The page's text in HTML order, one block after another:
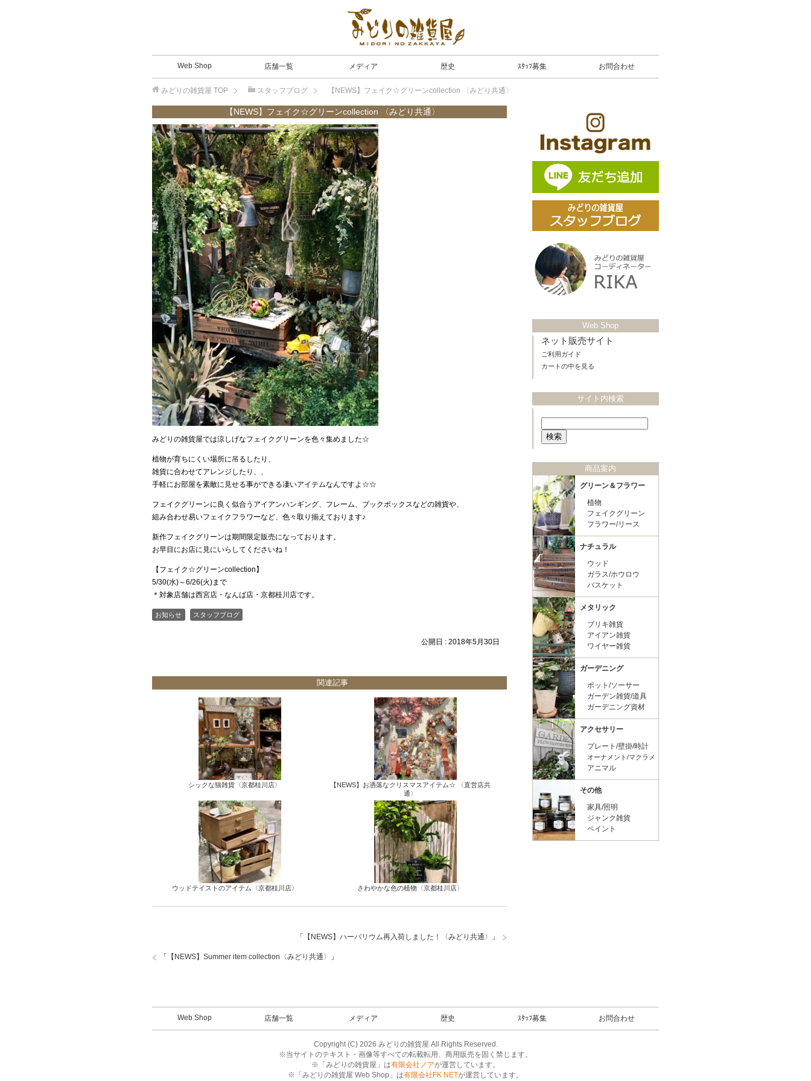
Web Shop 店舗一覧 メディア 歴史 ｽﾀｯﾌ募集 お問合わせ
みどりの雑貨屋 TOP スタッフブログ 【NEWS】フェイク☆グリーンcollection 〈みどり共通〉
【NEWS】フェイク☆グリーンcollection 〈みどり共通〉
みどりの雑貨屋では涼しげなフェイクグリーンを色々集めました☆
植物が育ちにくい場所に吊るしたり、
雑貨に合わせてアレンジしたり、、
手軽にお部屋を素敵に見せる事ができる凄いアイテムなんですよ☆☆
フェイクグリーンに良く似合うアイアンハンギング、フレーム、ブックボックスなどの雑貨や、
組み合わせ易いフェイクフラワーなど、色々取り揃えております♪
新作フェイクグリーンは期間限定販売になっております。
お早目にお店に見にいらしてくださいね！
【フェイク☆グリーンcollection】
5/30(水)～6/26(火)まで
＊対象店舗は西宮店・なんば店・京都桂川店です。
お知らせ スタッフブログ
公開日 : 2018年5月30日
関連記事
シックな猫雑貨〈京都桂川店〉
【NEWS】お洒落なクリスマスアイテム☆ 〈直営店共
通〉
ウッドテイストのアイテム〈京都桂川店〉 さわやかな色の植物〈京都桂川店〉
「 【NEWS】ハーバリウム再入荷しました！〈みどり共通〉 」
「 【NEWS】Summer item collection〈みどり共通〉 」
Web Shop
ネット販売サイト
ご利用ガイド
カートの中を見る
サイト内検索
商品案内
グリーン＆フラワー
植物
フェイクグリーン
フラワー/リース
ナチュラル
ウッド
ガラス/ホウロウ
バスケット
メタリック
ブリキ雑貨
アイアン雑貨
ワイヤー雑貨
ガーデニング
ポット/ソーサー
ガーデン雑貨/道具
ガーデニング資材
アクセサリー
プレート/壁掛/時計
オーナメント/マクラメ
アニマル
その他
家具/照明
ジャンク雑貨
ペイント
Web Shop 店舗一覧 メディア 歴史 ｽﾀｯﾌ募集 お問合わせ
Copyright (C) 2026 みどりの雑貨屋 All Rights Reserved.
※当サイトのテキスト・画像等すべての転載転用、商用販売を固く禁じます。
※「みどりの雑貨屋」は有限会社ノアが運営しています。
※「みどりの雑貨屋 Web Shop」は有限会社FK NETが運営しています。